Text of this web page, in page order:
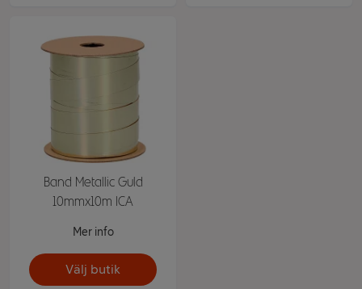
Band Metallic Guld
10mmx10m ICA
Mer info
Välj butik